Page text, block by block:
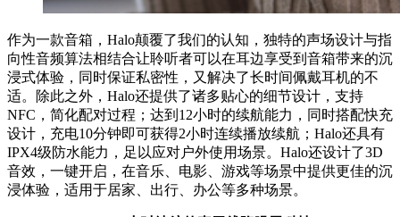
作为一款音箱，Halo颠覆了我们的认知，独特的声场设计与指
向性音频算法相结合让聆听者可以在耳边享受到音箱带来的沉
浸式体验，同时保证私密性，又解决了长时间佩戴耳机的不
适。除此之外，Halo还提供了诸多贴心的细节设计，支持
NFC，简化配对过程；达到12小时的续航能力，同时搭配快充
设计，充电10分钟即可获得2小时连续播放续航；Halo还具有
IPX4级防水能力，足以应对户外使用场景。Halo还设计了3D
音效，一键开启，在音乐、电影、游戏等场景中提供更佳的沉
浸体验，适用于居家、出行、办公等多种场景。